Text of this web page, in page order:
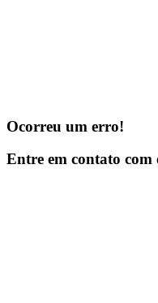
Ocorreu um erro!
Entre em contato